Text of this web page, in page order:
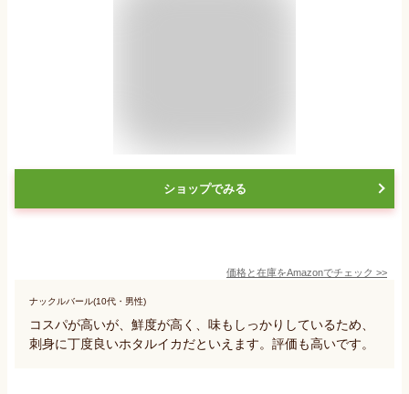
ショップでみる
価格と在庫をAmazonでチェック >>
ナックルバール(10代・男性)
コスパが高いが、鮮度が高く、味もしっかりしているため、
刺身に丁度良いホタルイカだといえます。評価も高いです。